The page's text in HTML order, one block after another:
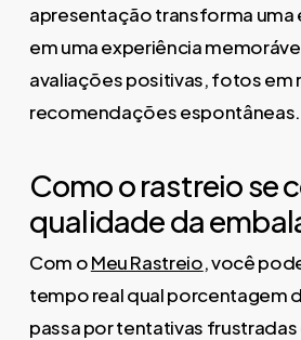
apresentação transforma uma
em uma experiência
avaliações positivas, fotos em
recomendações espontâneas.
Como o rastreio se
qualidade da
Com oMeu Rastreio, você
tempo real qual porcentagem
passa por tentativas